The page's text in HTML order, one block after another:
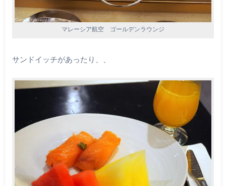
マレーシア航空 ゴールデンラウンジ
サンドイッチがあったり、、